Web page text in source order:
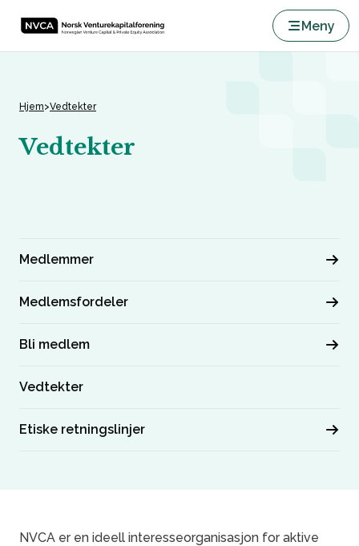
Meny
Hjem>Vedtekter
Vedtekter
Skip to content
Medlemmer
Medlemsfordeler
Bli medlem
Vedtekter
Etiske retningslinjer
NVCA er en ideell interesseorganisasjon for aktive